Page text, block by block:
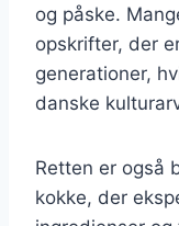
og påske.
opskrifter, der
generationer,
danske
Retten er også
kokke, der